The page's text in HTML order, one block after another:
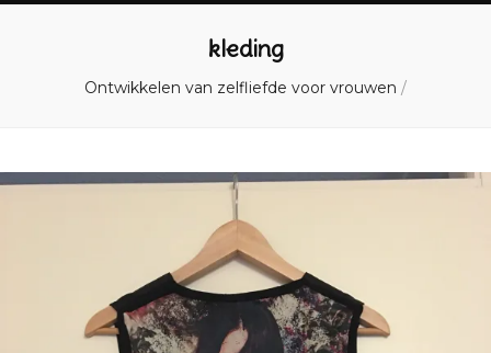
kleding
Ontwikkelen van zelfliefde voor vrouwen /